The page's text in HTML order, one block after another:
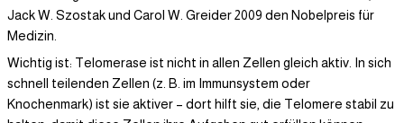
Jack W. Szostak und Carol W. Greider 2009 den Nobelpreis für
Medizin.
Wichtig ist: Telomerase ist nicht in allen Zellen gleich aktiv. In sich
schnell teilenden Zellen (z. B. im Immunsystem oder
Knochenmark) ist sie aktiver – dort hilft sie, die Telomere stabil zu